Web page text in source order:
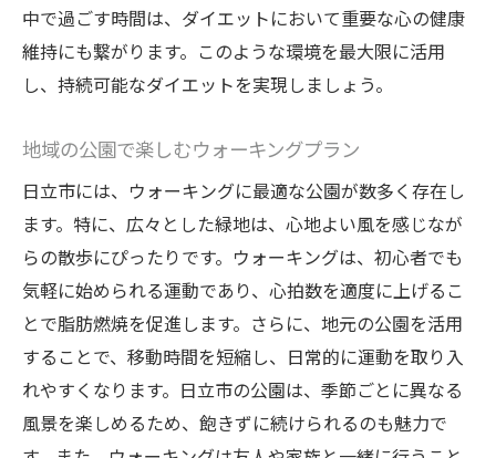
力
専門家による食事指導で健康的な食生活
モチベーションを維持するためのサポート
無理なく続けられるトレーニングプログラ
ム
パーソナルジムでの成果を最大化する秘訣
効果的なアウトドアトレーニングで楽しくダイ
エットを成功させる
日立市のアウトドアスポットでのトレーニ
ング
自然の中で行うサーキットトレーニングの
魅力
中で過ごす時間は、ダイエットにおいて重要な心の健康
維持にも繋がります。このような環境を最大限に活用
し、持続可能なダイエットを実現しましょう。
地域の公園で楽しむウォーキングプラン
日立市には、ウォーキングに最適な公園が数多く存在し
ます。特に、広々とした緑地は、心地よい風を感じなが
らの散歩にぴったりです。ウォーキングは、初心者でも
気軽に始められる運動であり、心拍数を適度に上げるこ
とで脂肪燃焼を促進します。さらに、地元の公園を活用
することで、移動時間を短縮し、日常的に運動を取り入
れやすくなります。日立市の公園は、季節ごとに異なる
風景を楽しめるため、飽きずに続けられるのも魅力で